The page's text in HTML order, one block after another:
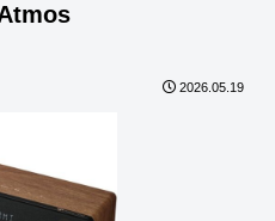
2026.05.19